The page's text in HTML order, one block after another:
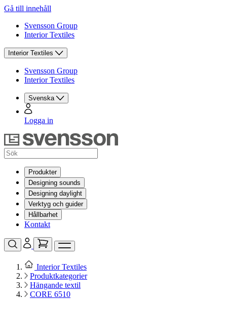
Gå till innehåll
Svensson Group
Interior Textiles
Interior Textiles
Svensson Group
Interior Textiles
Svenska
Logga in
Produkter
Designing sounds
Designing daylight
Verktyg och guider
Hållbarhet
Kontakt
Interior Textiles
Produktkategorier
Hängande textil
CORE 6510